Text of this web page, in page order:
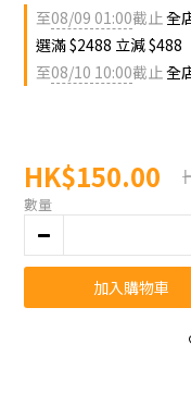
至08/09 01:00截止全
選滿 $2488 立減 $488
至08/10 10:00截止全
HK$150.00
數量
加入購物車